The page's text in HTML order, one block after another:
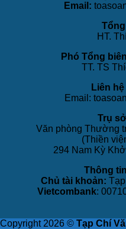
Email:
HT.
Phó Tổng
TT. TS
Liên
Email:
Trụ
Văn phòng Thường
(Thiền
294 Nam Kỳ
Thông
Chủ tài khoản:
Vietcombank:
Copyright 2026 © Tạp Chí